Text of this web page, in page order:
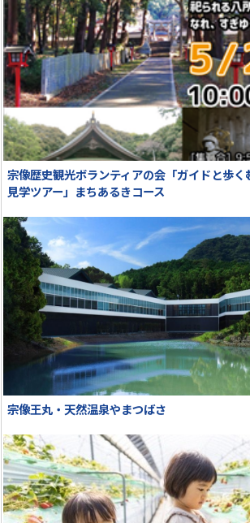
宗像歴史観光ボランティアの会「ガイドと歩く
見学ツアー」まちあるきコース
宗像王丸・天然温泉やまつばさ